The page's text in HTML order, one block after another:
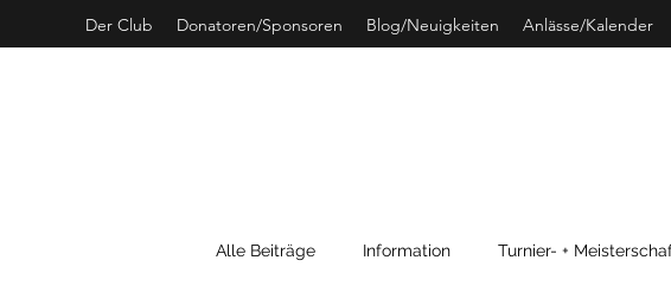
Der Club Donatoren/Sponsoren Blog/Neuigkeiten Anlässe/Kalender
Alle Beiträge Information Turnier- +